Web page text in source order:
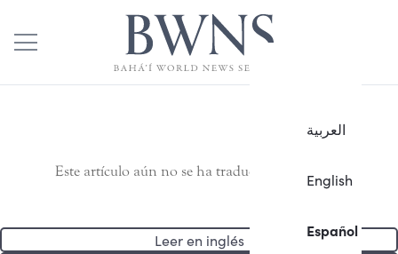
العربية
English
Español
Este artículo aún no se ha traducido al español.
Leer en inglés